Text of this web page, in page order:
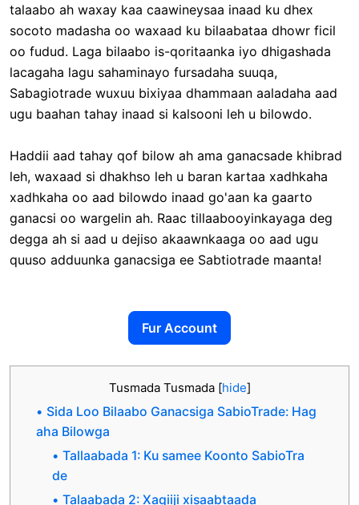
talaabo ah waxay kaa caawineysaa inaad ku dhex
socoto madasha oo waxaad ku bilaabataa dhowr ficil
oo fudud. Laga bilaabo is-qoritaanka iyo dhigashada
lacagaha lagu sahaminayo fursadaha suuqa,
Sabagiotrade wuxuu bixiyaa dhammaan aaladaha aad
ugu baahan tahay inaad si kalsooni leh u bilowdo.
Haddii aad tahay qof bilow ah ama ganacsade khibrad
leh, waxaad si dhakhso leh u baran kartaa xadhkaha
xadhkaha oo aad bilowdo inaad go'aan ka gaarto
ganacsi oo wargelin ah. Raac tillaabooyinkayaga deg
degga ah si aad u dejiso akaawnkaaga oo aad ugu
quuso adduunka ganacsiga ee Sabtiotrade maanta!
Fur Account
Tusmada Tusmada [hide]
Sida Loo Bilaabo Ganacsiga SabioTrade: Hag
aha Bilowga
Tallaabada 1: Ku samee Koonto SabioTra
de
Talaabada 2: Xaqiiji xisaabtaada